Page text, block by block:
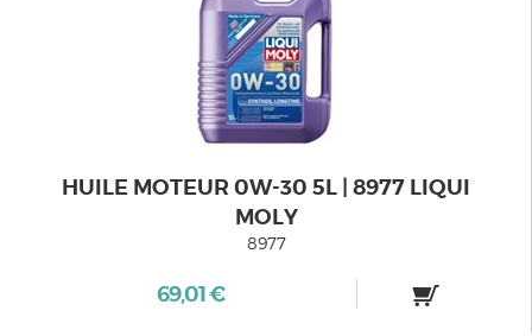
HUILE MOTEUR 0W-30 5L | 8977 LIQUI
MOLY
8977
69,01 €